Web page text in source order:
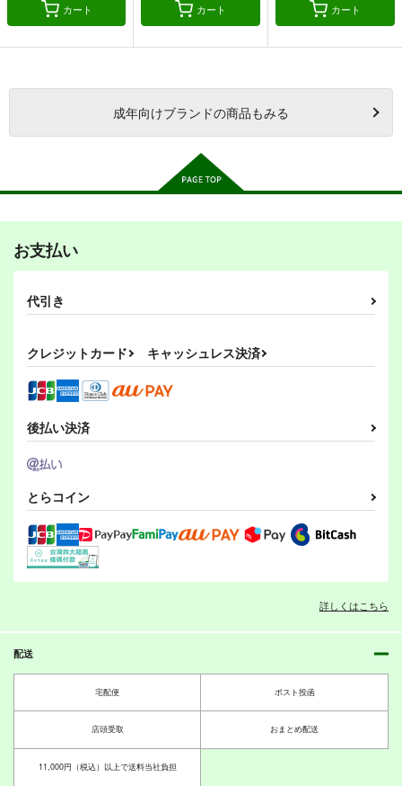
カート カート カート
成年向けブランドの商品もみる
お支払い
代引き
クレジットカード キャッシュレス決済
後払い決済
とらコイン
詳しくはこちら
配送
宅配便 ポスト投函
店頭受取 おまとめ配送
11,000円（税込）以上で送料当社負担